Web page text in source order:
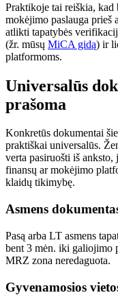
Praktikoje tai reiškia,
mokėjimo paslauga prieš
atlikti tapatybės
(žr. mūsų MiCA gidą) ir
platformoms.
Universalūs
prašoma
Konkretūs dokumentai
praktiškai universalūs.
verta pasiruošti iš
finansų ar mokėjimo
klaidų tikimybę.
Asmens
Pasą arba LT asmens
bent 3 mėn. iki galiojimo
MRZ zona neredaguota.
Gyvenamosios